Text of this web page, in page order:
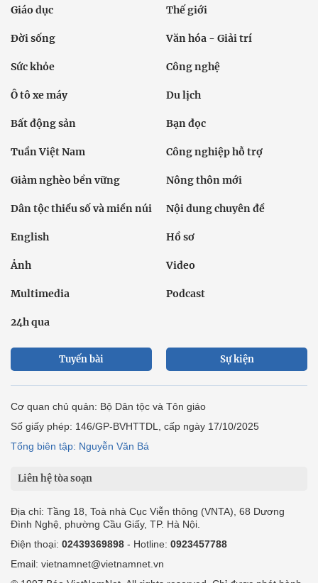
Giáo dục Thế giới
Đời sống Văn hóa - Giải trí
Sức khỏe Công nghệ
Ô tô xe máy Du lịch
Bất động sản Bạn đọc
Tuần Việt Nam Công nghiệp hỗ trợ
Giảm nghèo bền vững Nông thôn mới
Dân tộc thiểu số và miền núi Nội dung chuyên đề
English Hồ sơ
Ảnh Video
Multimedia Podcast
24h qua
Tuyến bài Sự kiện
Cơ quan chủ quản: Bộ Dân tộc và Tôn giáo
Số giấy phép: 146/GP-BVHTTDL, cấp ngày 17/10/2025
Tổng biên tập: Nguyễn Văn Bá
Liên hệ tòa soạn
Địa chỉ: Tầng 18, Toà nhà Cục Viễn thông (VNTA), 68 Dương
Đình Nghệ, phường Cầu Giấy, TP. Hà Nội.
Điện thoại: 02439369898 - Hotline: 0923457788
Email: vietnamnet@vietnamnet.vn